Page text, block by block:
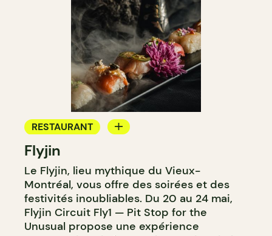
RESTAURANT
BAR
Flyjin
Le Flyjin, lieu mythique du Vieux-
Montréal, vous offre des soirées et des
festivités inoubliables. Du 20 au 24 mai,
Flyjin Circuit Fly1 — Pit Stop for the
Unusual propose une expérience